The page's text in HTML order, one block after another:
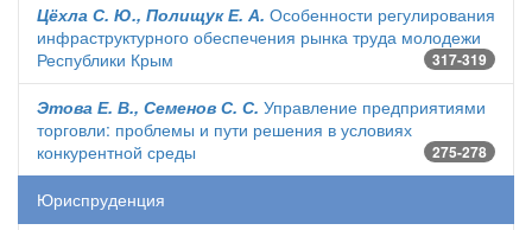
Цёхла С. Ю., Полищук Е. А. Особенности регулирования
инфраструктурного обеспечения рынка труда молодежи
Республики Крым
317-319
Этова Е. В., Семенов С. С. Управление предприятиями
торговли: проблемы и пути решения в условиях
конкурентной среды
275-278
Юриспруденция